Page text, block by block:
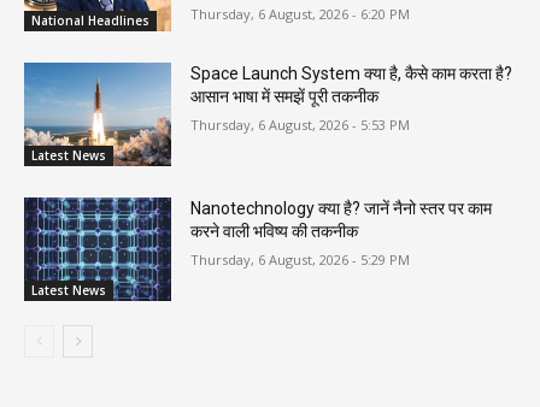
National Headlines Thursday, 6 August, 2026 - 6:20 PM
Latest News
Space Launch System क्या है, कैसे काम करता है?
आसान भाषा में समझें पूरी तकनीक
Thursday, 6 August, 2026 - 5:53 PM
Latest News
Nanotechnology क्या है? जानें नैनो स्तर पर काम
करने वाली भविष्य की तकनीक
Thursday, 6 August, 2026 - 5:29 PM